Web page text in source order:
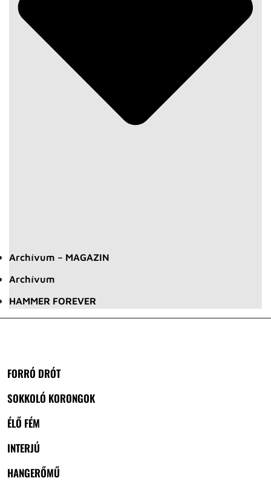
Archívum – MAGAZIN
Archívum
HAMMER FOREVER
FORRÓ DRÓT
SOKKOLÓ KORONGOK
ÉLŐ FÉM
INTERJÚ
HANGERŐMŰ